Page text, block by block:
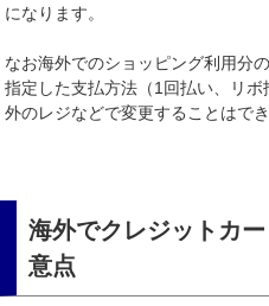
になります。
なお海外でのショッピング利用分
指定した支払方法（1回払い、リ
外のレジなどで変更することはでき
海外でクレジットカ
意点